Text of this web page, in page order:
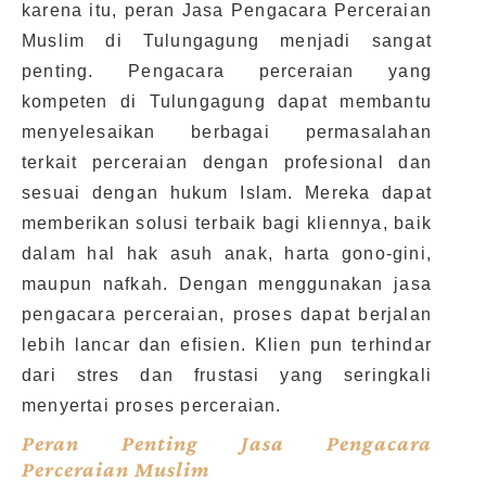
karena itu, peran Jasa Pengacara Perceraian
Muslim di Tulungagung menjadi sangat
penting. Pengacara perceraian yang
kompeten di Tulungagung dapat membantu
menyelesaikan berbagai permasalahan
terkait perceraian dengan profesional dan
sesuai dengan hukum Islam. Mereka dapat
memberikan solusi terbaik bagi kliennya, baik
dalam hal hak asuh anak, harta gono-gini,
maupun nafkah. Dengan menggunakan jasa
pengacara perceraian, proses dapat berjalan
lebih lancar dan efisien. Klien pun terhindar
dari stres dan frustasi yang seringkali
menyertai proses perceraian.
Peran Penting Jasa Pengacara
Perceraian Muslim